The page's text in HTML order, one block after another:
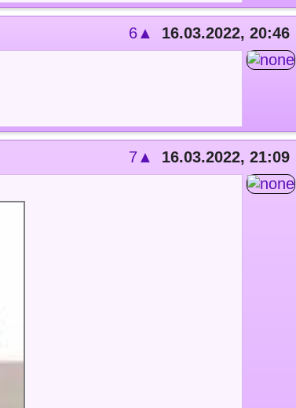
6▲ 16.03.2022, 20:46
7▲
16.03.2022, 21:09